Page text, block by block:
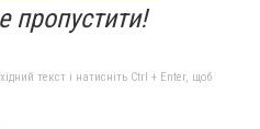
пропустити!
текст і натисніть Ctrl + Enter, щоб